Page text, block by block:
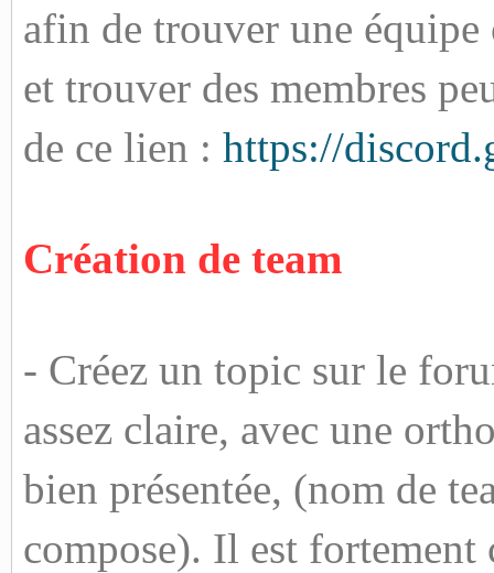
afin de trouver une
et trouver des membres
de ce lien : https://
Création de team
- Créez un topic sur le
assez claire, avec une
bien présentée, (nom de
compose). Il est fortement